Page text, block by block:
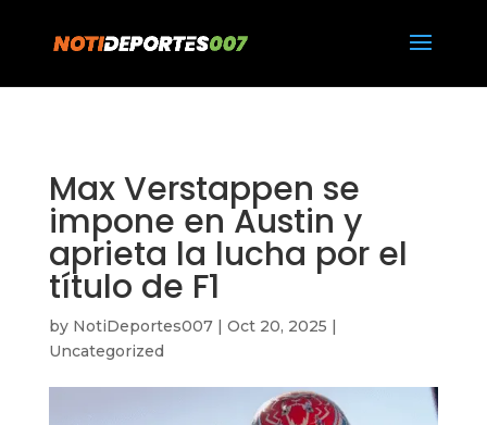
Max Verstappen se
impone en Austin y
aprieta la lucha por el
título de F1
by NotiDeportes007| Oct 20, 2025 |
Uncategorized